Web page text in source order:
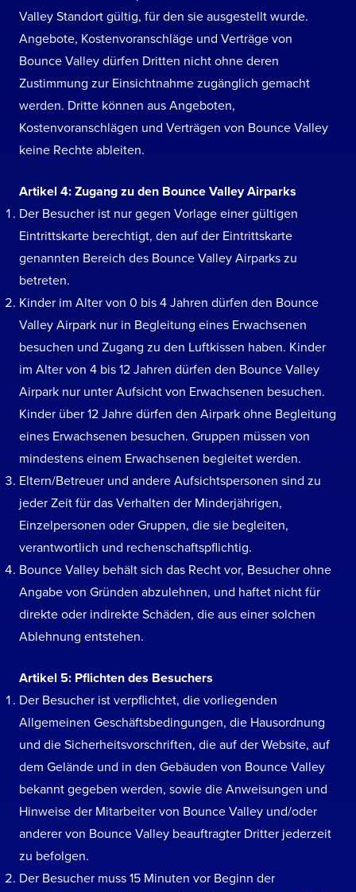
Valley Standort gültig, für den sie ausgestellt wurde.
Angebote, Kostenvoranschläge und Verträge von
Bounce Valley dürfen Dritten nicht ohne deren
Zustimmung zur Einsichtnahme zugänglich gemacht
werden. Dritte können aus Angeboten,
Kostenvoranschlägen und Verträgen von Bounce Valley
keine Rechte ableiten.
Artikel 4: Zugang zu den Bounce Valley Airparks
Der Besucher ist nur gegen Vorlage einer gültigen
Eintrittskarte berechtigt, den auf der Eintrittskarte
genannten Bereich des Bounce Valley Airparks zu
betreten.
Kinder im Alter von 0 bis 4 Jahren dürfen den Bounce
Valley Airpark nur in Begleitung eines Erwachsenen
besuchen und Zugang zu den Luftkissen haben. Kinder
im Alter von 4 bis 12 Jahren dürfen den Bounce Valley
Airpark nur unter Aufsicht von Erwachsenen besuchen.
Kinder über 12 Jahre dürfen den Airpark ohne Begleitung
eines Erwachsenen besuchen. Gruppen müssen von
mindestens einem Erwachsenen begleitet werden.
Eltern/Betreuer und andere Aufsichtspersonen sind zu
jeder Zeit für das Verhalten der Minderjährigen,
Einzelpersonen oder Gruppen, die sie begleiten,
verantwortlich und rechenschaftspflichtig.
Bounce Valley behält sich das Recht vor, Besucher ohne
Angabe von Gründen abzulehnen, und haftet nicht für
direkte oder indirekte Schäden, die aus einer solchen
Ablehnung entstehen.
Artikel 5: Pflichten des Besuchers
Der Besucher ist verpflichtet, die vorliegenden
Allgemeinen Geschäftsbedingungen, die Hausordnung
und die Sicherheitsvorschriften, die auf der Website, auf
dem Gelände und in den Gebäuden von Bounce Valley
bekannt gegeben werden, sowie die Anweisungen und
Hinweise der Mitarbeiter von Bounce Valley und/oder
anderer von Bounce Valley beauftragter Dritter jederzeit
zu befolgen.
Der Besucher muss 15 Minuten vor Beginn der